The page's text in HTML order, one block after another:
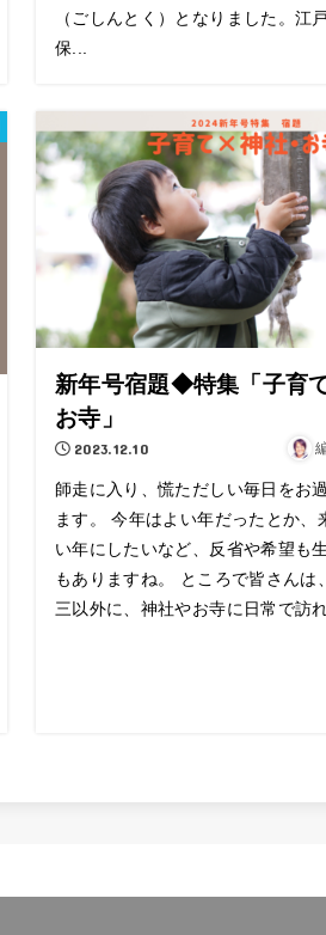
（ごしんとく）となりました。江
保...
新年号宿題◆特集「子育
お寺」
2023.12.10
師走に入り、慌ただしい毎日をお
ます。 今年はよい年だったとか、
い年にしたいなど、反省や希望も
もありますね。 ところで皆さんは
三以外に、神社やお寺に日常で訪